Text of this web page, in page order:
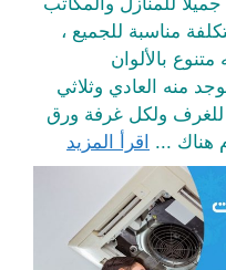
مناسبة للجميع ،
بالألوان
منه العادي وثلاثي
للغرف ولكل غرفة ورق
هناك ... اقرأ المزيد